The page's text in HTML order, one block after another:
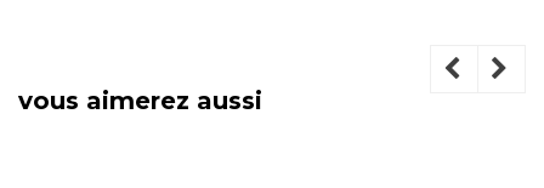
vous aimerez aussi